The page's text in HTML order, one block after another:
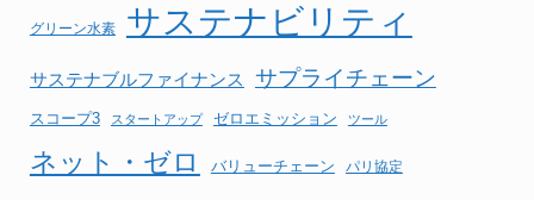
グリーン水素 サステナビリティ
サステナブルファイナンス サプライチェーン
スコープ3 スタートアップ ゼロエミッション ツール
ネット・ゼロ バリューチェーン パリ協定